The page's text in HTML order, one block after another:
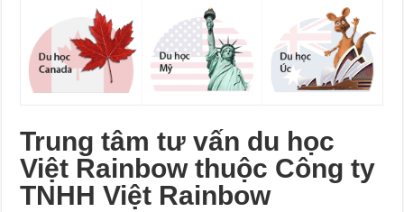
Trung tâm tư vấn du học
Việt Rainbow thuộc Công ty
TNHH Việt Rainbow